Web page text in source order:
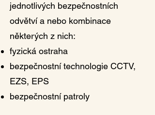
jednotlivých bezpečnostních
odvětví a nebo kombinace
některých z nich:
fyzická ostraha
bezpečnostní technologie CCTV,
EZS, EPS
bezpečnostní patroly